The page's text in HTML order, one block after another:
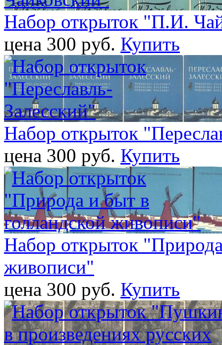
Набор открыток "П.И.
цена 300 pуб. Купить
Набор открыток
цена 300 pуб. Купить
Набор открыток
живописи"
цена 300 pуб. Купить